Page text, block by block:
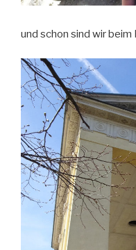
und schon sind wir